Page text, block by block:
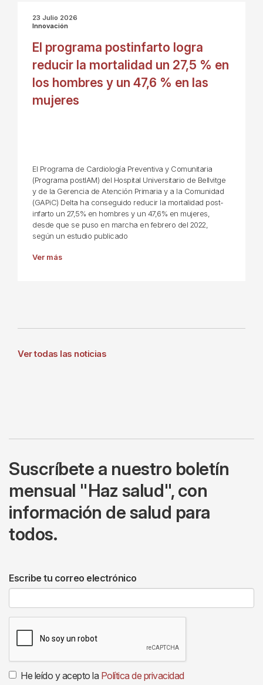
23 Julio 2026
Innovación
El programa postinfarto logra
reducir la mortalidad un 27,5 % en
los hombres y un 47,6 % en las
mujeres
El Programa de Cardiología Preventiva y Comunitaria
(Programa postIAM) del Hospital Universitario de Bellvitge
y de la Gerencia de Atención Primaria y a la Comunidad
(GAPiC) Delta ha conseguido reducir la mortalidad post-
infarto un 27,5% en hombres y un 47,6% en mujeres,
desde que se puso en marcha en febrero del 2022,
según un estudio publicado
Ver más
Ver todas las noticias
Suscríbete a nuestro boletín
mensual "Haz salud", con
información de salud para
todos.
Escribe tu correo electrónico
He leído y acepto la Política de privacidad